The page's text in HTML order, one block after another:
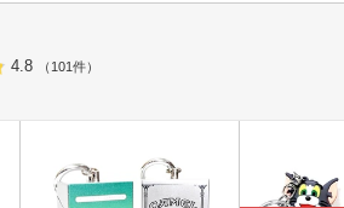
4.8 （101件）